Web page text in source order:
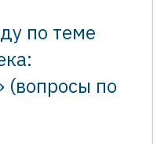
по теме
(вопросы по